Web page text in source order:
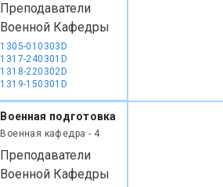
Преподаватели
Военной Кафедры
1305-010303D
1317-240301D
1318-220302D
1319-150301D
Военная подготовка
Военная кафедра - 4
Преподаватели
Военной Кафедры